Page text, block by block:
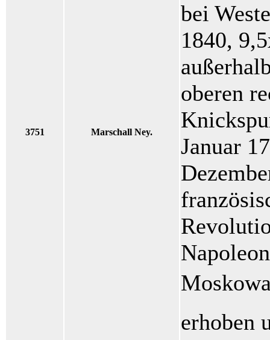
3751 Marschall Ney.
bei
1840,
oberen
Januar
erhoben